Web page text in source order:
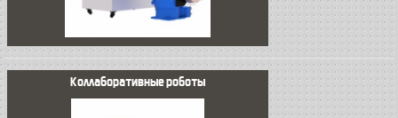
Коллаборативные роботы